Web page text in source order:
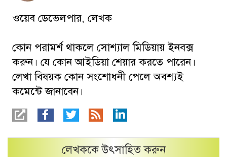
ওয়েব ডেভেলপার, লেখক
কোন পরামর্শ থাকলে সোশ্যাল মিডিয়ায় ইনবক্স
করুন। যে কোন আইডিয়া শেয়ার করতে পারেন।
লেখা বিষয়ক কোন সংশোধনী পেলে অবশ্যই
কমেন্টে জানাবেন।
লেখককে উৎসাহিত করুন